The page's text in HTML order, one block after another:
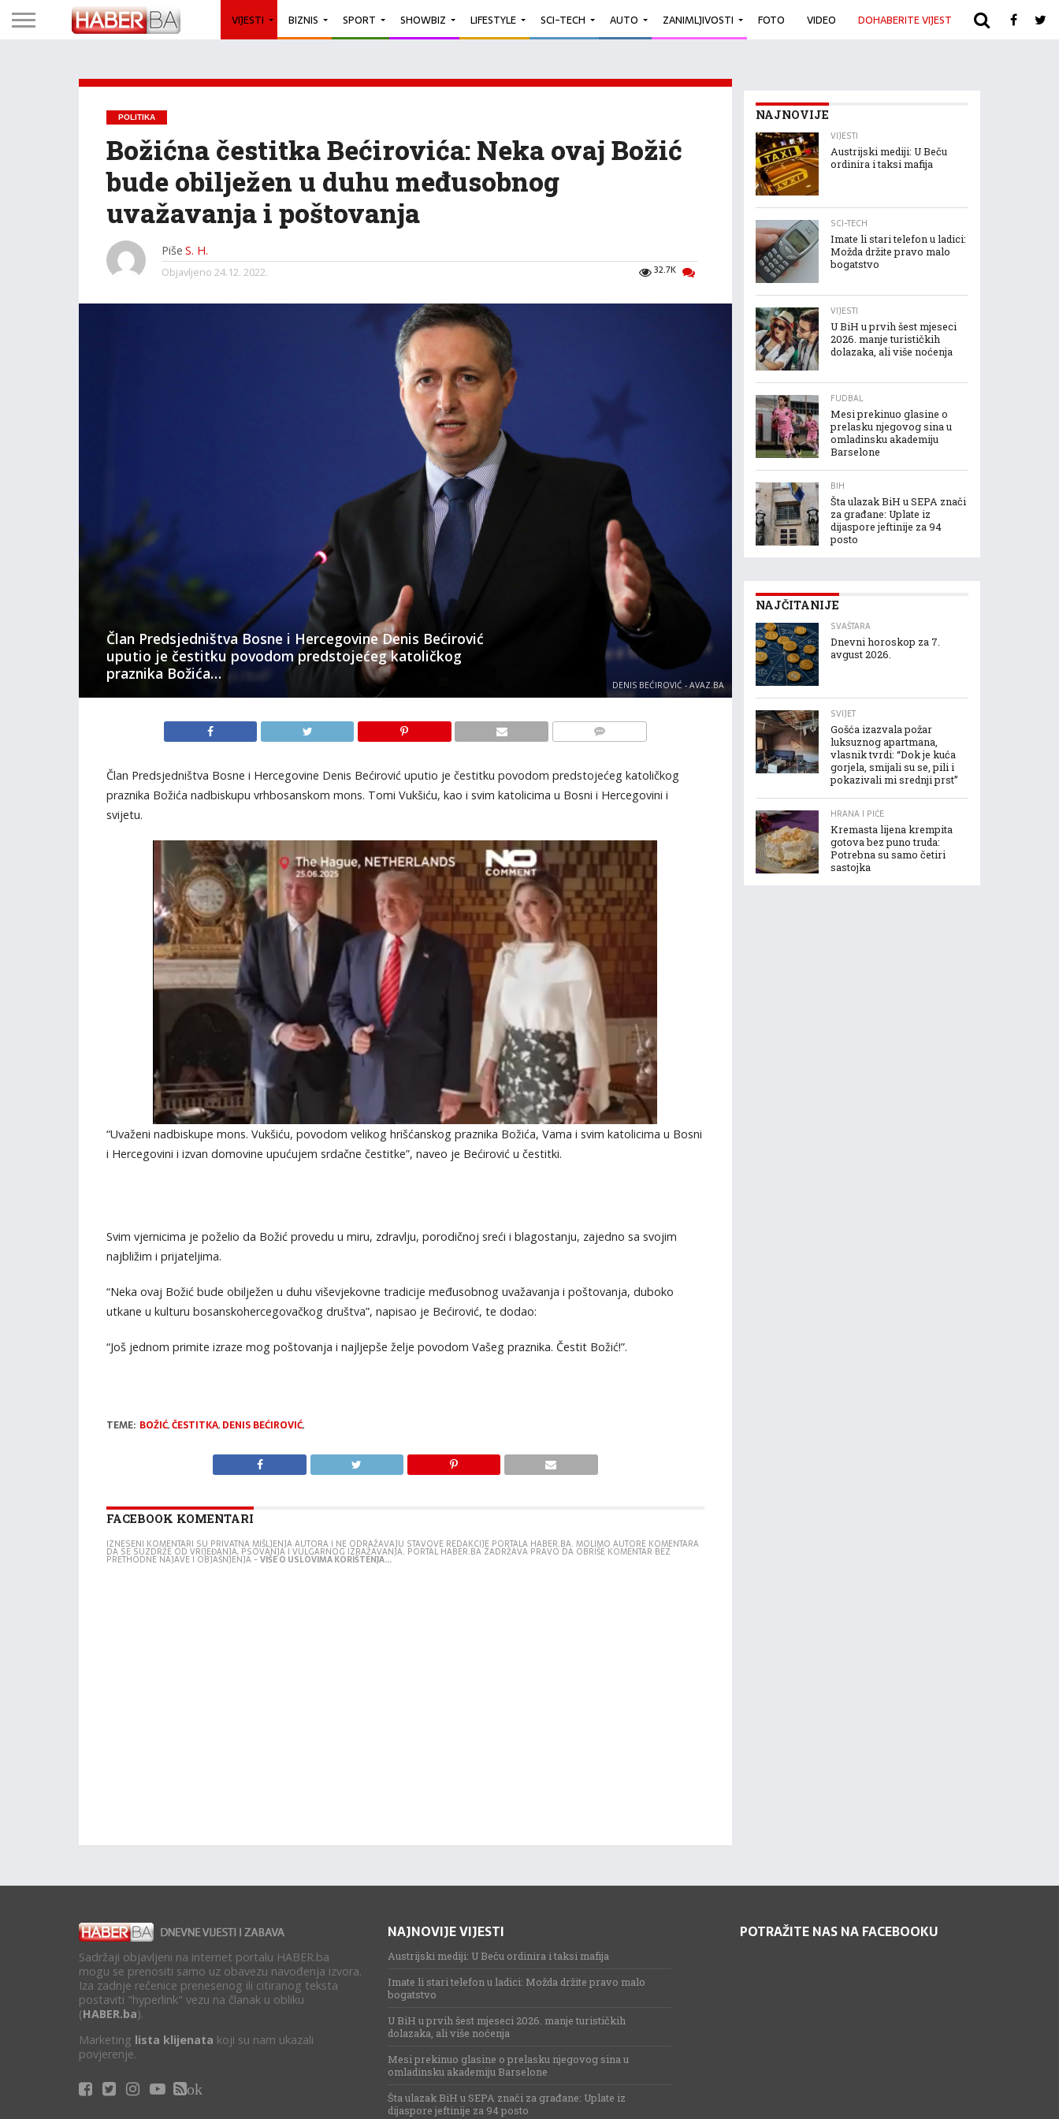
VIJESTI BIZNIS SPORT SHOWBIZ LIFESTYLE SCI-TECH AUTO ZANIMLJIVOSTI FOTO VIDEO DOHABERITE VIJEST ARHIVA
POLITIKA
Božićna čestitka Bećirovića: Neka ovaj Božić
bude obilježen u duhu međusobnog
uvažavanja i poštovanja
Piše S. H.
32.7K
Objavljeno 24.12. 2022.
Član Predsjedništva Bosne i Hercegovine Denis Bećirović
uputio je čestitku povodom predstojećeg katoličkog
praznika Božića…
DENIS BEĆIROVIĆ - AVAZ.BA
Član Predsjedništva Bosne i Hercegovine Denis Bećirović uputio je čestitku povodom predstojećeg katoličkog
praznika Božića nadbiskupu vrhbosanskom mons. Tomi Vukšiću, kao i svim katolicima u Bosni i Hercegovini i
svijetu.
“Uvaženi nadbiskupe mons. Vukšiću, povodom velikog hrišćanskog praznika Božića, Vama i svim katolicima u Bosni
i Hercegovini i izvan domovine upućujem srdačne čestitke”, naveo je Bećirović u čestitki.
Svim vjernicima je poželio da Božić provedu u miru, zdravlju, porodičnoj sreći i blagostanju, zajedno sa svojim
najbližim i prijateljima.
“Neka ovaj Božić bude obilježen u duhu viševjekovne tradicije međusobnog uvažavanja i poštovanja, duboko
utkane u kulturu bosanskohercegovačkog društva”, napisao je Bećirović, te dodao:
“Još jednom primite izraze mog poštovanja i najljepše želje povodom Vašeg praznika. Čestit Božić!”.
TEME: BOŽIĆ,ČESTITKA, DENIS BEĆIROVIĆ,
FACEBOOK KOMENTARI
IZNESENI KOMENTARI SU PRIVATNA MIŠLJENJA AUTORA I NE ODRAŽAVAJU STAVOVE REDAKCIJE PORTALA HABER.BA. MOLIMO AUTORE KOMENTARA
DA SE SUZDRŽE OD VRIJEĐANJA, PSOVANJA I VULGARNOG IZRAŽAVANJA. PORTAL HABER.BA ZADRŽAVA PRAVO DA OBRIŠE KOMENTAR BEZ
PRETHODNE NAJAVE I OBJAŠNJENJA -VIŠE O USLOVIMA KORIŠTENJA...
NAJNOVIJE
VIJESTI
Austrijski mediji: U Beču
ordinira i taksi mafija
SCI-TECH
Imate li stari telefon u ladici:
Možda držite pravo malo
bogatstvo
VIJESTI
U BiH u prvih šest mjeseci
2026. manje turističkih
dolazaka, ali više noćenja
FUDBAL
Mesi prekinuo glasine o
prelasku njegovog sina u
omladinsku akademiju
Barselone
BIH
Šta ulazak BiH u SEPA znači
za građane: Uplate iz
dijaspore jeftinije za 94
posto
NAJČITANIJE
SVAŠTARA
Dnevni horoskop za 7.
avgust 2026.
SVIJET
Gošća izazvala požar
luksuznog apartmana,
vlasnik tvrdi: “Dok je kuća
gorjela, smijali su se, pili i
pokazivali mi srednji prst”
HRANA I PIĆE
Kremasta lijena krempita
gotova bez puno truda:
Potrebna su samo četiri
sastojka
Sadržaji objavljeni na internet portalu HABER.ba
mogu se prenositi samo uz obavezu navođenja izvora.
Iza zadnje rečenice prenesenog ili citiranog teksta
postaviti "hyperlink" vezu na članak u obliku
(HABER.ba).
Marketing lista klijenata koji su nam ukazali
povjerenje.
ok
NAJNOVIJE VIJESTI
Austrijski mediji: U Beču ordinira i taksi mafija
Imate li stari telefon u ladici: Možda držite pravo malo
bogatstvo
U BiH u prvih šest mjeseci 2026. manje turističkih
dolazaka, ali više noćenja
Mesi prekinuo glasine o prelasku njegovog sina u
omladinsku akademiju Barselone
Šta ulazak BiH u SEPA znači za građane: Uplate iz
dijaspore jeftinije za 94 posto
POTRAŽITE NAS NA FACEBOOKU